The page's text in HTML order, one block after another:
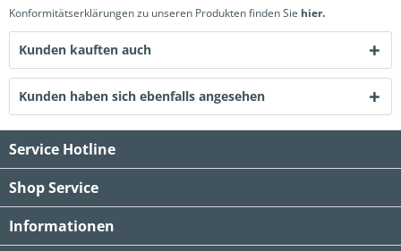
Konformitätserklärungen zu unseren Produkten finden Sie hier.
Kunden kauften auch
Kunden haben sich ebenfalls angesehen
Service Hotline
Shop Service
Informationen